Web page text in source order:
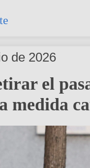
de 2026
el
medida